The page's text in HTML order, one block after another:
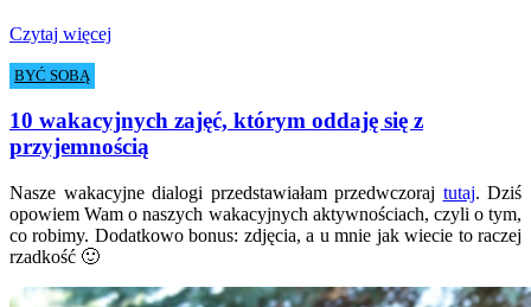
Czytaj więcej
BYĆ SOBĄ
10 wakacyjnych zajęć, którym oddaję się z
przyjemnością
Nasze wakacyjne dialogi przedstawiałam przedwczoraj tutaj. Dziś
opowiem Wam o naszych wakacyjnych aktywnościach, czyli o tym,
co robimy. Dodatkowo bonus: zdjęcia, a u mnie jak wiecie to raczej
rzadkość 🙂